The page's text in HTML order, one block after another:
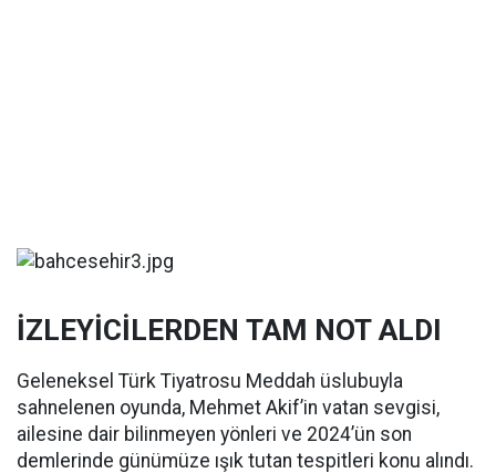
İZLEYİCİLERDEN TAM NOT ALDI
Geleneksel Türk Tiyatrosu Meddah üslubuyla
sahnelenen oyunda, Mehmet Akif’in vatan sevgisi,
ailesine dair bilinmeyen yönleri ve 2024’ün son
demlerinde günümüze ışık tutan tespitleri konu alındı.